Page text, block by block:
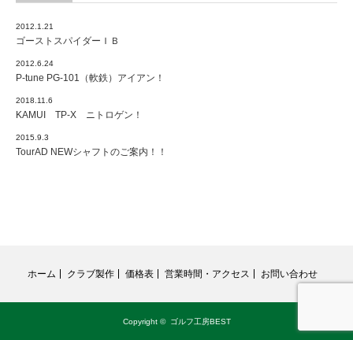
2012.1.21
ゴーストスパイダーＩＢ
2012.6.24
P-tune PG-101（軟鉄）アイアン！
2018.11.6
KAMUI TP-X ニトロゲン！
2015.9.3
TourAD NEWシャフトのご案内！！
ホーム クラブ製作 価格表 営業時間・アクセス お問い合わせ
Copyright © ゴルフ工房BEST